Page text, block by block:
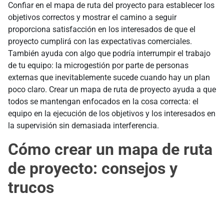
Confiar en el mapa de ruta del proyecto para establecer los
objetivos correctos y mostrar el camino a seguir
proporciona satisfacción en los interesados de que el
proyecto cumplirá con las expectativas comerciales.
También ayuda con algo que podría interrumpir el trabajo
de tu equipo: la microgestión por parte de personas
externas que inevitablemente sucede cuando hay un plan
poco claro. Crear un mapa de ruta de proyecto ayuda a que
todos se mantengan enfocados en la cosa correcta: el
equipo en la ejecución de los objetivos y los interesados en
la supervisión sin demasiada interferencia.
Cómo crear un mapa de ruta
de proyecto: consejos y
trucos